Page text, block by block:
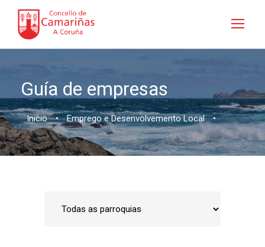
Guía de empresas
Inicio • Emprego e Desenvolvemento Local •